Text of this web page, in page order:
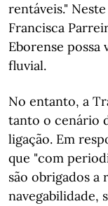
rentáveis."
Francisca
Eborense possa
fluvial.
No entanto, a
tanto o cenário
ligação. Em
que "com
são obrigados a
navegabilidade,